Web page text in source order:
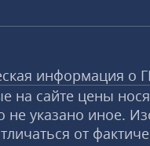
информация о
на сайте цены
не указано иное.
от